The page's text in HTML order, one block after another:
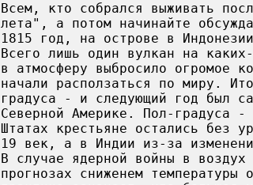
Всем, кто собрался выживать
лета", а потом начинайте
1815 год, на острове в
Всего лишь один вулкан на
в атмосферу выбросило огромое
начали расползаться по миру.
градуса - и следующий год был
Северной Америке. Пол-градуса
Штатах крестьяне остались без
19 век, а в Индии из-за
В случае ядерной войны в
прогнозах сниженем